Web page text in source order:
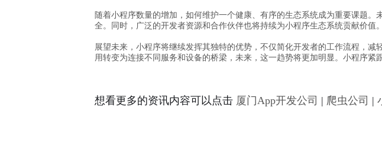
随着小程序数量的增加，如何维护一个健康、有序的生态系统成为重要课题
全。同时，广泛的开发者资源和合作伙伴也将持续为小程序生态系统贡献价值。
展望未来，小程序将继续发挥其独特的优势，不仅简化开发者的工作流程，
用转变为连接不同服务和设备的桥梁，未来，这一趋势将更加明显。小程序紧
想看更多的资讯内容可以点击 厦门App开发公司 | 爬虫公司 |